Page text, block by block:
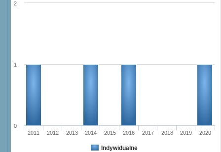
Indywidualne
2011 2012 2013 2014 2015 2016 2017 2018 2019 2020
0
1
2